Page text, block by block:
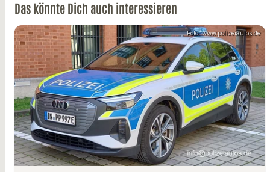
Das könnte Dich auch interessieren
Foto: www.polizeiautos.de